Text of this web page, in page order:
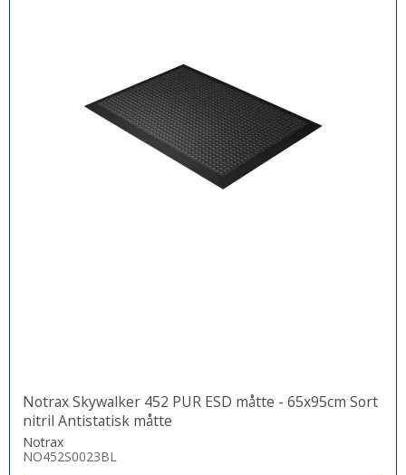
Notrax Skywalker 452 PUR ESD måtte - 65x95cm Sort
nitril Antistatisk måtte
Notrax
NO452S0023BL